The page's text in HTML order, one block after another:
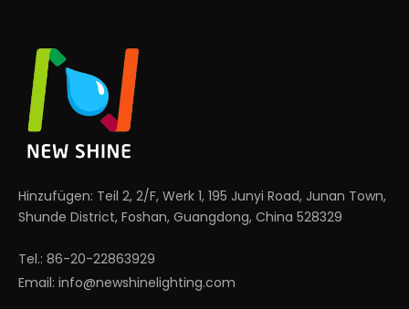
Hinzufügen: Teil 2, 2/F, Werk 1, 195 Junyi Road, Junan Town,
Shunde District, Foshan, Guangdong, China 528329
Tel.: 86-20-22863929
Email: info@newshinelighting.com